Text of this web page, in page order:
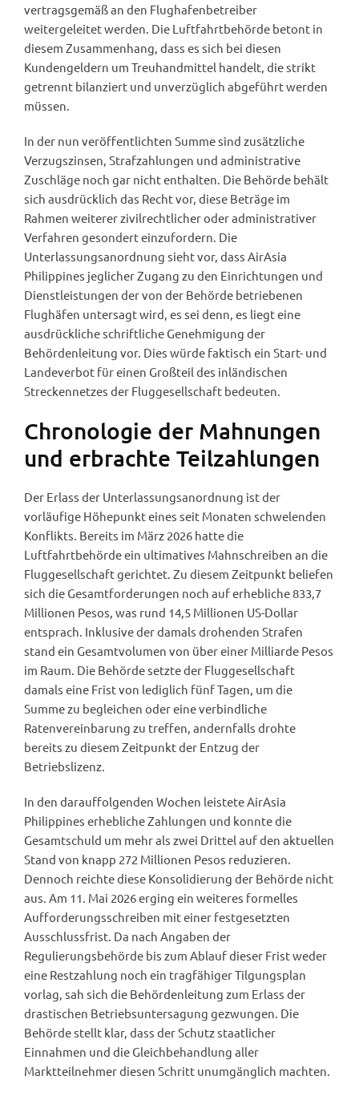
vertragsgemäß an den Flughafenbetreiber
weitergeleitet werden. Die Luftfahrtbehörde betont in
diesem Zusammenhang, dass es sich bei diesen
Kundengeldern um Treuhandmittel handelt, die strikt
getrennt bilanziert und unverzüglich abgeführt werden
müssen.
In der nun veröffentlichten Summe sind zusätzliche
Verzugszinsen, Strafzahlungen und administrative
Zuschläge noch gar nicht enthalten. Die Behörde behält
sich ausdrücklich das Recht vor, diese Beträge im
Rahmen weiterer zivilrechtlicher oder administrativer
Verfahren gesondert einzufordern. Die
Unterlassungsanordnung sieht vor, dass AirAsia
Philippines jeglicher Zugang zu den Einrichtungen und
Dienstleistungen der von der Behörde betriebenen
Flughäfen untersagt wird, es sei denn, es liegt eine
ausdrückliche schriftliche Genehmigung der
Behördenleitung vor. Dies würde faktisch ein Start- und
Landeverbot für einen Großteil des inländischen
Streckennetzes der Fluggesellschaft bedeuten.
Chronologie der Mahnungen
und erbrachte Teilzahlungen
Der Erlass der Unterlassungsanordnung ist der
vorläufige Höhepunkt eines seit Monaten schwelenden
Konflikts. Bereits im März 2026 hatte die
Luftfahrtbehörde ein ultimatives Mahnschreiben an die
Fluggesellschaft gerichtet. Zu diesem Zeitpunkt beliefen
sich die Gesamtforderungen noch auf erhebliche 833,7
Millionen Pesos, was rund 14,5 Millionen US-Dollar
entsprach. Inklusive der damals drohenden Strafen
stand ein Gesamtvolumen von über einer Milliarde Pesos
im Raum. Die Behörde setzte der Fluggesellschaft
damals eine Frist von lediglich fünf Tagen, um die
Summe zu begleichen oder eine verbindliche
Ratenvereinbarung zu treffen, andernfalls drohte
bereits zu diesem Zeitpunkt der Entzug der
Betriebslizenz.
In den darauffolgenden Wochen leistete AirAsia
Philippines erhebliche Zahlungen und konnte die
Gesamtschuld um mehr als zwei Drittel auf den aktuellen
Stand von knapp 272 Millionen Pesos reduzieren.
Dennoch reichte diese Konsolidierung der Behörde nicht
aus. Am 11. Mai 2026 erging ein weiteres formelles
Aufforderungsschreiben mit einer festgesetzten
Ausschlussfrist. Da nach Angaben der
Regulierungsbehörde bis zum Ablauf dieser Frist weder
eine Restzahlung noch ein tragfähiger Tilgungsplan
vorlag, sah sich die Behördenleitung zum Erlass der
drastischen Betriebsuntersagung gezwungen. Die
Behörde stellt klar, dass der Schutz staatlicher
Einnahmen und die Gleichbehandlung aller
Marktteilnehmer diesen Schritt unumgänglich machten.